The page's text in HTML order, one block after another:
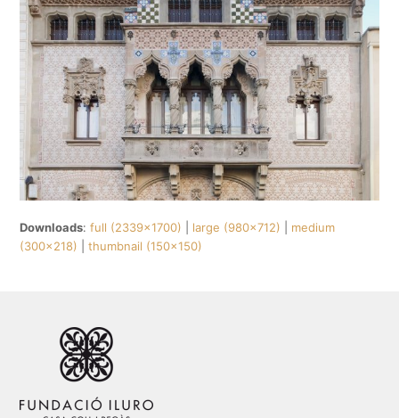
Downloads:full (2339x1700) large (980x712)
medium
(300x218) |thumbnail (150x150)